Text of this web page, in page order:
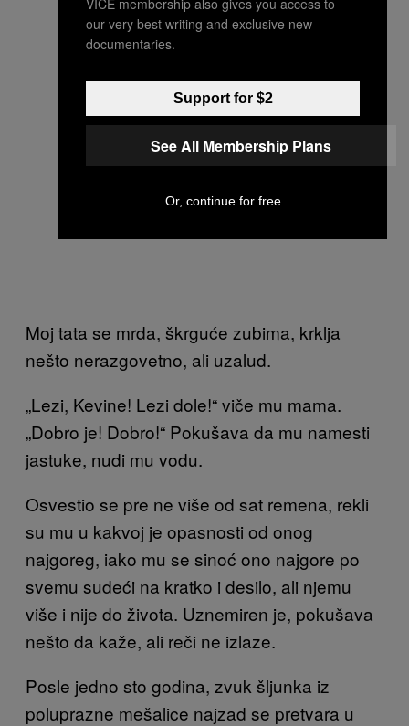
Moj tata se mrda, škrguće zubima, krklja
nešto nerazgovetno, ali uzalud.
„Lezi, Kevine! Lezi dole!“ viče mu mama.
„Dobro je! Dobro!“ Pokušava da mu namesti
jastuke, nudi mu vodu.
Osvestio se pre ne više od sat remena, rekli
su mu u kakvoj je opasnosti od onog
najgoreg, iako mu se sinoć ono najgore po
svemu sudeći na kratko i desilo, ali njemu
više i nije do života. Uznemiren je, pokušava
nešto da kaže, ali reči ne izlaze.
Posle jedno sto godina, zvuk šljunka iz
poluprazne mešalice najzad se pretvara u
our very best writing and exclusive new
documentaries.
Support for $2
See All Membership Plans
Or, continue for free